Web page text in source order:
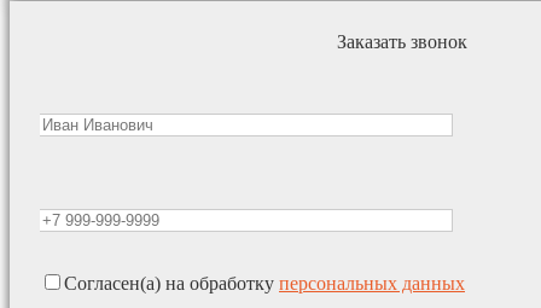
Заказать звонок
Согласен(а) на обработку персональных данных